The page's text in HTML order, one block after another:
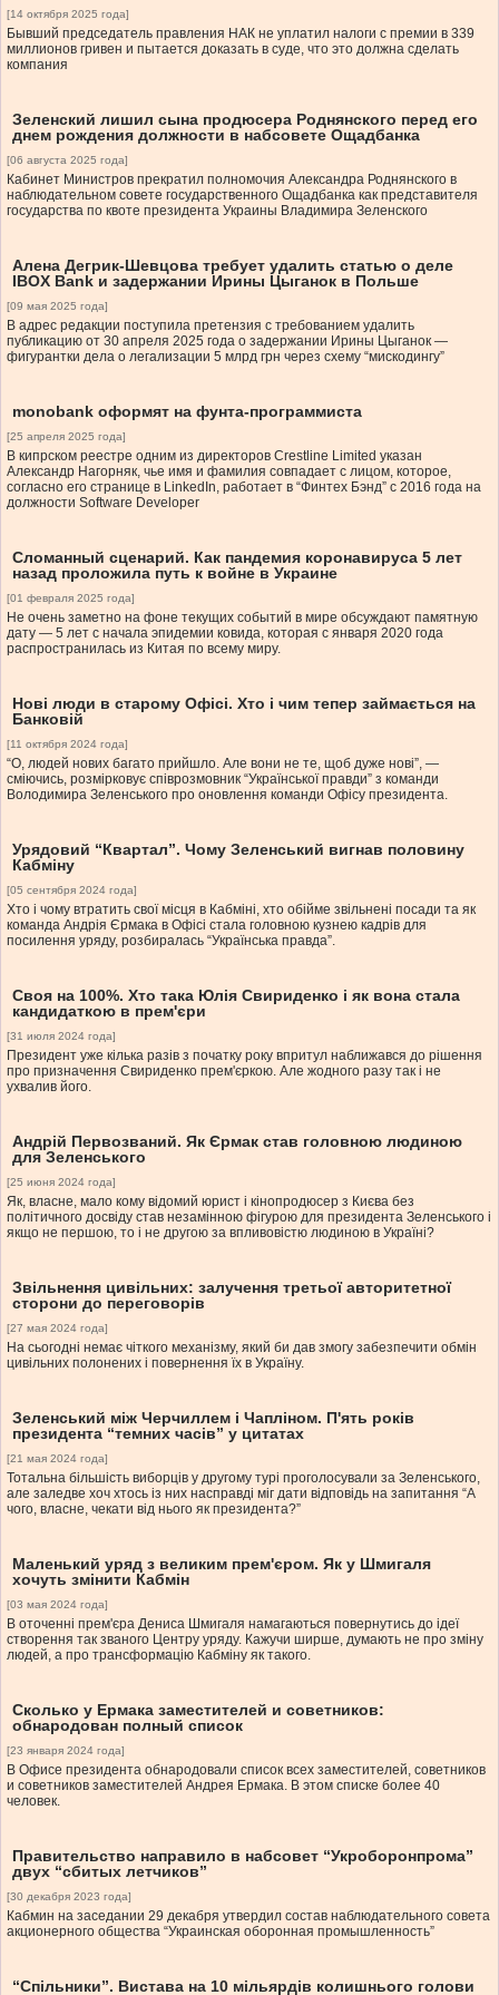
[14 октября 2025 года]
Бывший председатель правления НАК не уплатил налоги с премии в 339
миллионов гривен и пытается доказать в суде, что это должна сделать
компания
Зеленский лишил сына продюсера Роднянского перед его
днем рождения должности в набсовете Ощадбанка
[06 августа 2025 года]
Кабинет Министров прекратил полномочия Александра Роднянского в
наблюдательном совете государственного Ощадбанка как представителя
государства по квоте президента Украины Владимира Зеленского
Алена Дегрик-Шевцова требует удалить статью о деле
IBOX Bank и задержании Ирины Цыганок в Польше
[09 мая 2025 года]
В адрес редакции поступила претензия с требованием удалить
публикацию от 30 апреля 2025 года о задержании Ирины Цыганок —
фигурантки дела о легализации 5 млрд грн через схему “мискодингу”
monobank оформят на фунта-программиста
[25 апреля 2025 года]
В кипрском реестре одним из директоров Crestline Limited указан
Александр Нагорняк, чье имя и фамилия совпадает с лицом, которое,
согласно его странице в LinkedIn, работает в “Финтех Бэнд” с 2016 года на
должности Software Developer
Сломанный сценарий. Как пандемия коронавируса 5 лет
назад проложила путь к войне в Украине
[01 февраля 2025 года]
Не очень заметно на фоне текущих событий в мире обсуждают памятную
дату — 5 лет с начала эпидемии ковида, которая с января 2020 года
распространилась из Китая по всему миру.
Нові люди в старому Офісі. Хто і чим тепер займається на
Банковій
[11 октября 2024 года]
“О, людей нових багато прийшло. Але вони не те, щоб дуже нові”, —
сміючись, розмірковує співрозмовник “Української правди” з команди
Володимира Зеленського про оновлення команди Офісу президента.
Урядовий “Квартал”. Чому Зеленський вигнав половину
Кабміну
[05 сентября 2024 года]
Хто і чому втратить свої місця в Кабміні, хто обійме звільнені посади та як
команда Андрія Єрмака в Офісі стала головною кузнею кадрів для
посилення уряду, розбиралась “Українська правда”.
Своя на 100%. Хто така Юлія Свириденко і як вона стала
кандидаткою в прем'єри
[31 июля 2024 года]
Президент уже кілька разів з початку року впритул наближався до рішення
про призначення Свириденко прем'єркою. Але жодного разу так і не
ухвалив його.
Андрій Первозваний. Як Єрмак став головною людиною
для Зеленського
[25 июня 2024 года]
Як, власне, мало кому відомий юрист і кінопродюсер з Києва без
політичного досвіду став незамінною фігурою для президента Зеленського і
якщо не першою, то і не другою за впливовістю людиною в Україні?
Звільнення цивільних: залучення третьої авторитетної
сторони до переговорів
[27 мая 2024 года]
На сьогодні немає чіткого механізму, який би дав змогу забезпечити обмін
цивільних полонених і повернення їх в Україну.
Зеленський між Черчиллем і Чапліном. П'ять років
президента “темних часів” у цитатах
[21 мая 2024 года]
Тотальна більшість виборців у другому турі проголосували за Зеленського,
але заледве хоч хтось із них насправді міг дати відповідь на запитання “А
чого, власне, чекати від нього як президента?”
Маленький уряд з великим прем'єром. Як у Шмигаля
хочуть змінити Кабмін
[03 мая 2024 года]
В оточенні прем'єра Дениса Шмигаля намагаються повернутись до ідеї
створення так званого Центру уряду. Кажучи ширше, думають не про зміну
людей, а про трансформацію Кабміну як такого.
Сколько у Ермака заместителей и советников:
обнародован полный список
[23 января 2024 года]
В Офисе президента обнародовали список всех заместителей, советников
и советников заместителей Андрея Ермака. В этом списке более 40
человек.
Правительство направило в набсовет “Укроборонпрома”
двух “сбитых летчиков”
[30 декабря 2023 года]
Кабмин на заседании 29 декабря утвердил состав наблюдательного совета
акционерного общества “Украинская оборонная промышленность”
“Спільники”. Вистава на 10 мільярдів колишнього голови